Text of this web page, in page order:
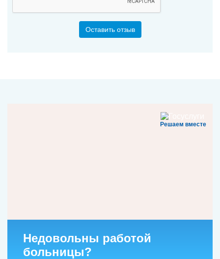
Оставить отзыв
Решаем вместе
Недовольны работой
больницы?